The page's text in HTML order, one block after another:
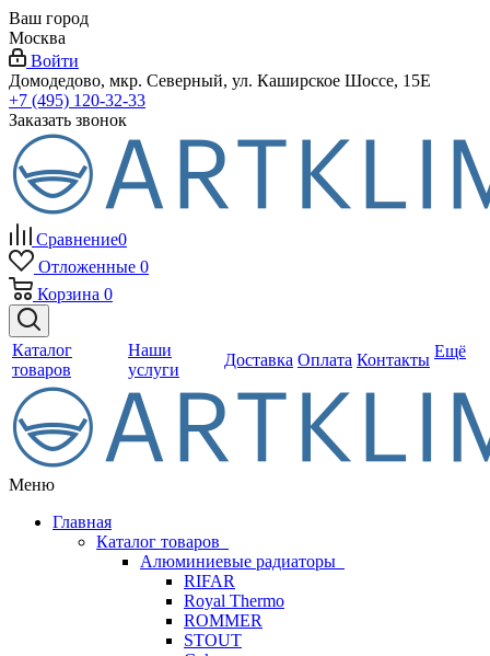
Ваш город
Москва
Войти
Домодедово, мкр. Северный, ул. Каширское Шоссе, 15Е
+7 (495) 120-32-33
Заказать звонок
Сравнение0
Отложенные 0
Корзина 0
Каталог
товаров
Наши
услуги
Доставка Оплата Контакты Ещё
Меню
Главная
Каталог товаров
Алюминиевые радиаторы
RIFAR
Royal Thermo
ROMMER
STOUT